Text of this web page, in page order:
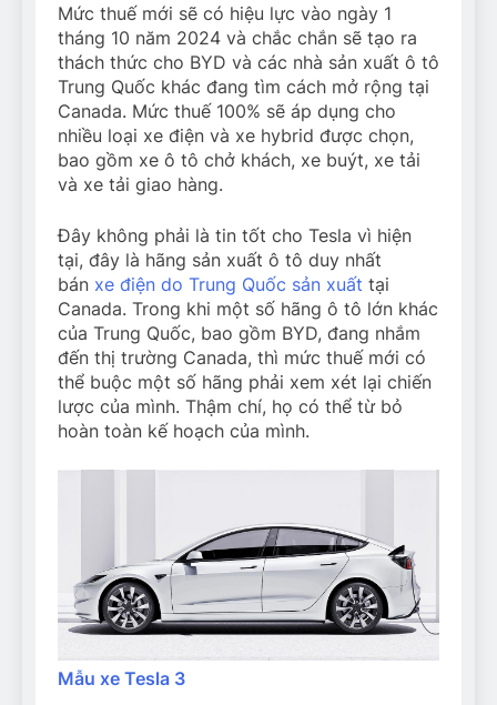
Mức thuế mới sẽ có hiệu lực vào ngày 1
tháng 10 năm 2024 và chắc chắn sẽ tạo ra
thách thức cho BYD và các nhà sản xuất ô tô
Trung Quốc khác đang tìm cách mở rộng tại
Canada. Mức thuế 100% sẽ áp dụng cho
nhiều loại xe điện và xe hybrid được chọn,
bao gồm xe ô tô chở khách, xe buýt, xe tải
và xe tải giao hàng.
Đây không phải là tin tốt cho Tesla vì hiện
tại, đây là hãng sản xuất ô tô duy nhất
bán xe điện do Trung Quốc sản xuất tại
Canada. Trong khi một số hãng ô tô lớn khác
của Trung Quốc, bao gồm BYD, đang nhắm
đến thị trường Canada, thì mức thuế mới có
thể buộc một số hãng phải xem xét lại chiến
lược của mình. Thậm chí, họ có thể từ bỏ
hoàn toàn kế hoạch của mình.
Mẫu xe Tesla 3